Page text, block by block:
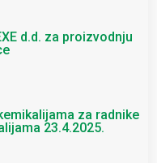
d.d. za proizvodnju
za radnike
23.4.2025.